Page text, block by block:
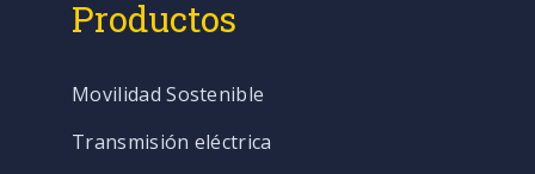
Productos
Movilidad Sostenible
Transmisión eléctrica